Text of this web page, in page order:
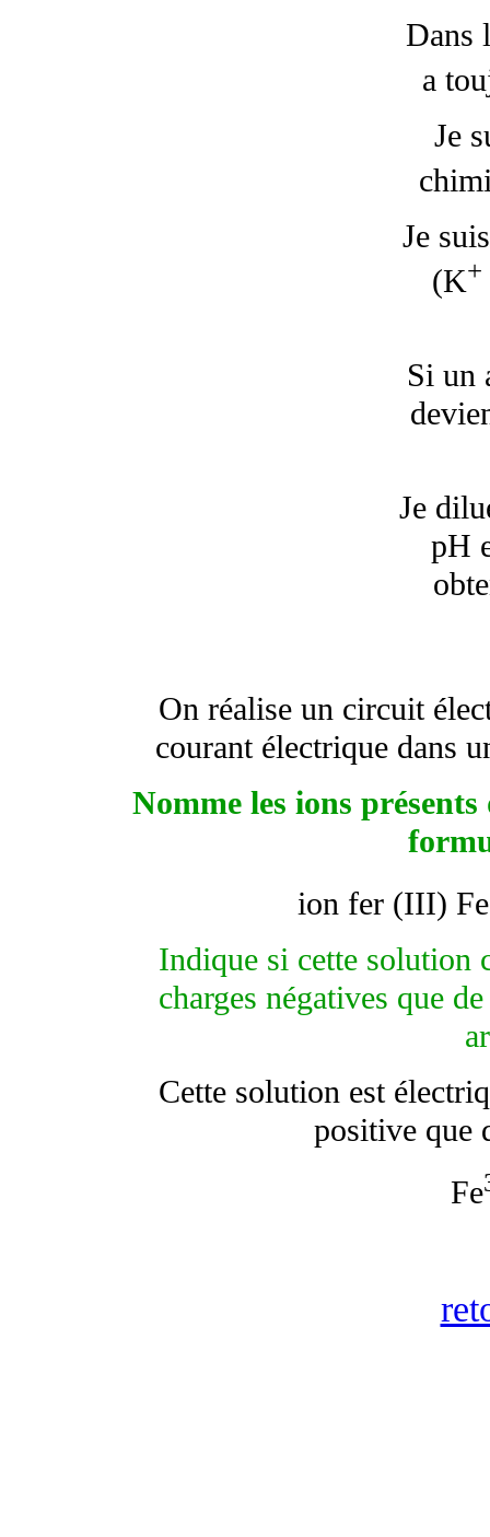
Dans
a
Je
Je
(K+
Si un
Je
pH
On réalise un circuit
courant électrique dans
Nomme les ions
ion fer (III) Fe
Indique si cette solution
charges négatives que
Cette solution est
positive que
Fe